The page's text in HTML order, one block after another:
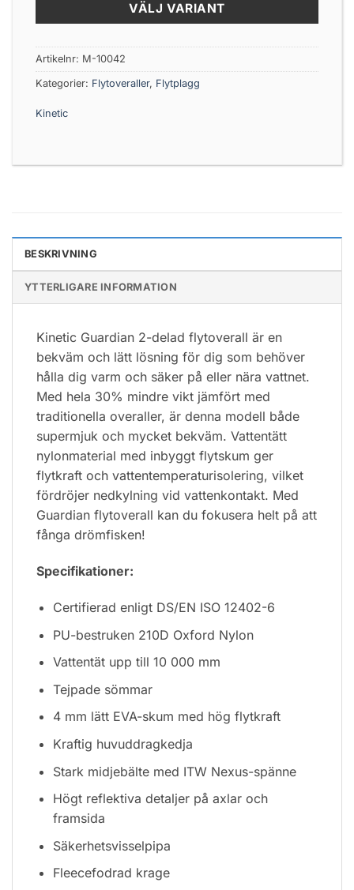
VÄLJ VARIANT
Artikelnr: M-10042
Kategorier: Flytoveraller, Flytplagg
Kinetic
BESKRIVNING
YTTERLIGARE INFORMATION
Kinetic Guardian 2-delad flytoverall är en
bekväm och lätt lösning för dig som behöver
hålla dig varm och säker på eller nära vattnet.
Med hela 30% mindre vikt jämfört med
traditionella overaller, är denna modell både
supermjuk och mycket bekväm. Vattentätt
nylonmaterial med inbyggt flytskum ger
flytkraft och vattentemperaturisolering, vilket
fördröjer nedkylning vid vattenkontakt. Med
Guardian flytoverall kan du fokusera helt på att
fånga drömfisken!
Specifikationer:
Certifierad enligt DS/EN ISO 12402-6
PU-bestruken 210D Oxford Nylon
Vattentät upp till 10 000 mm
Tejpade sömmar
4 mm lätt EVA-skum med hög flytkraft
Kraftig huvuddragkedja
Stark midjebälte med ITW Nexus-spänne
Högt reflektiva detaljer på axlar och
framsida
Säkerhetsvisselpipa
Fleecefodrad krage